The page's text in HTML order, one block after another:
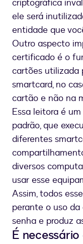
criptográfica
ele será
entidade que
Outro aspecto
certificado é o
cartões utilizada
smartcard, no
cartão e não na
Essa leitora é
padrão, que
diferentes
diversos
usar esse
Assim, todos
perante o uso
senha e produz
É